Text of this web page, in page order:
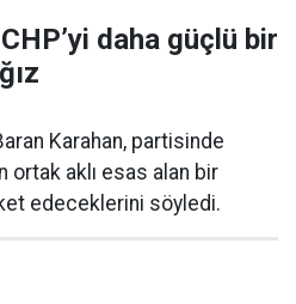
daha güçlü bir
Karahan, partisinde
ortak aklı esas alan bir
edeceklerini söyledi.